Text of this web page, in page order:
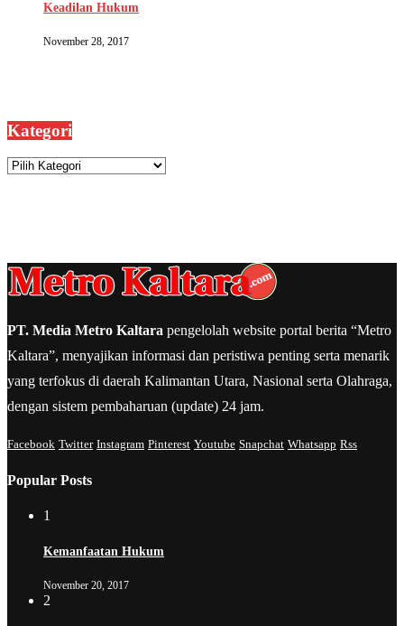
Keadilan Hukum
November 28, 2017
Kategori
Kategori
PT. Media Metro Kaltara pengelolah website portal berita “Metro
Kaltara”, menyajikan informasi dan peristiwa penting serta menarik
yang terfokus di daerah Kalimantan Utara, Nasional serta Olahraga,
dengan sistem pembaharuan (update) 24 jam.
Facebook Twitter Instagram Pinterest Youtube Snapchat Whatsapp Rss
Popular Posts
1
Kemanfaatan Hukum
November 20, 2017
2